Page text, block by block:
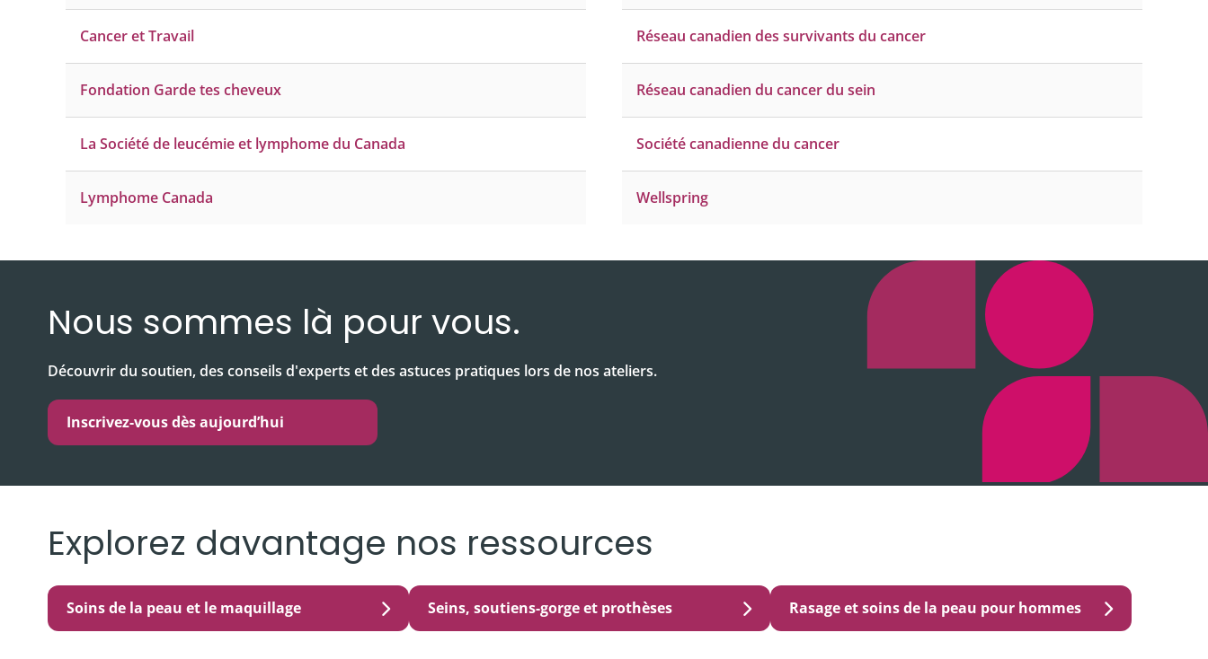
Cancer et Travail
Fondation Garde tes cheveux
La Société de leucémie et lymphome du Canada
Lymphome Canada
Réseau canadien des survivants du cancer
Réseau canadien du cancer du sein
Société canadienne du cancer
Wellspring
Nous sommes là pour vous.
Découvrir du soutien, des conseils d'experts et des astuces pratiques lors de nos ateliers.
Inscrivez-vous dès aujourd’hui
Explorez davantage nos ressources
Soins de la peau et le maquillage Seins, soutiens-gorge et prothèses Rasage et soins de la peau pour hommes